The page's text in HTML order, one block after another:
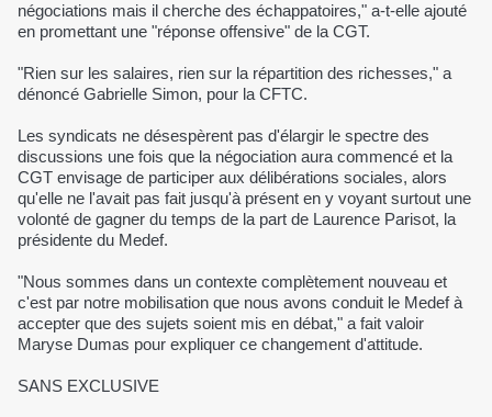
négociations mais il cherche des échappatoires," a-t-elle ajouté
en promettant une "réponse offensive" de la CGT.
"Rien sur les salaires, rien sur la répartition des richesses," a
dénoncé Gabrielle Simon, pour la CFTC.
Les syndicats ne désespèrent pas d'élargir le spectre des
discussions une fois que la négociation aura commencé et la
CGT envisage de participer aux délibérations sociales, alors
qu'elle ne l'avait pas fait jusqu'à présent en y voyant surtout une
volonté de gagner du temps de la part de Laurence Parisot, la
présidente du Medef.
"Nous sommes dans un contexte complètement nouveau et
c'est par notre mobilisation que nous avons conduit le Medef à
accepter que des sujets soient mis en débat," a fait valoir
Maryse Dumas pour expliquer ce changement d'attitude.
SANS EXCLUSIVE